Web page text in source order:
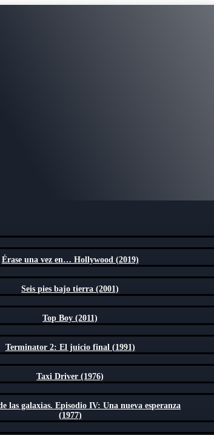
Érase una vez en… Hollywood (2019)
Seis pies bajo tierra (2001)
Top Boy (2011)
Terminator 2: El juicio final (1991)
Taxi Driver (1976)
las galaxias. Episodio IV: Una nueva esperanza
(1977)